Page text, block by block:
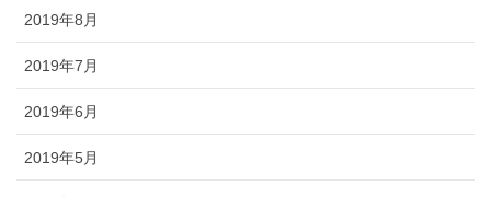
2019年8月
2019年7月
2019年6月
2019年5月